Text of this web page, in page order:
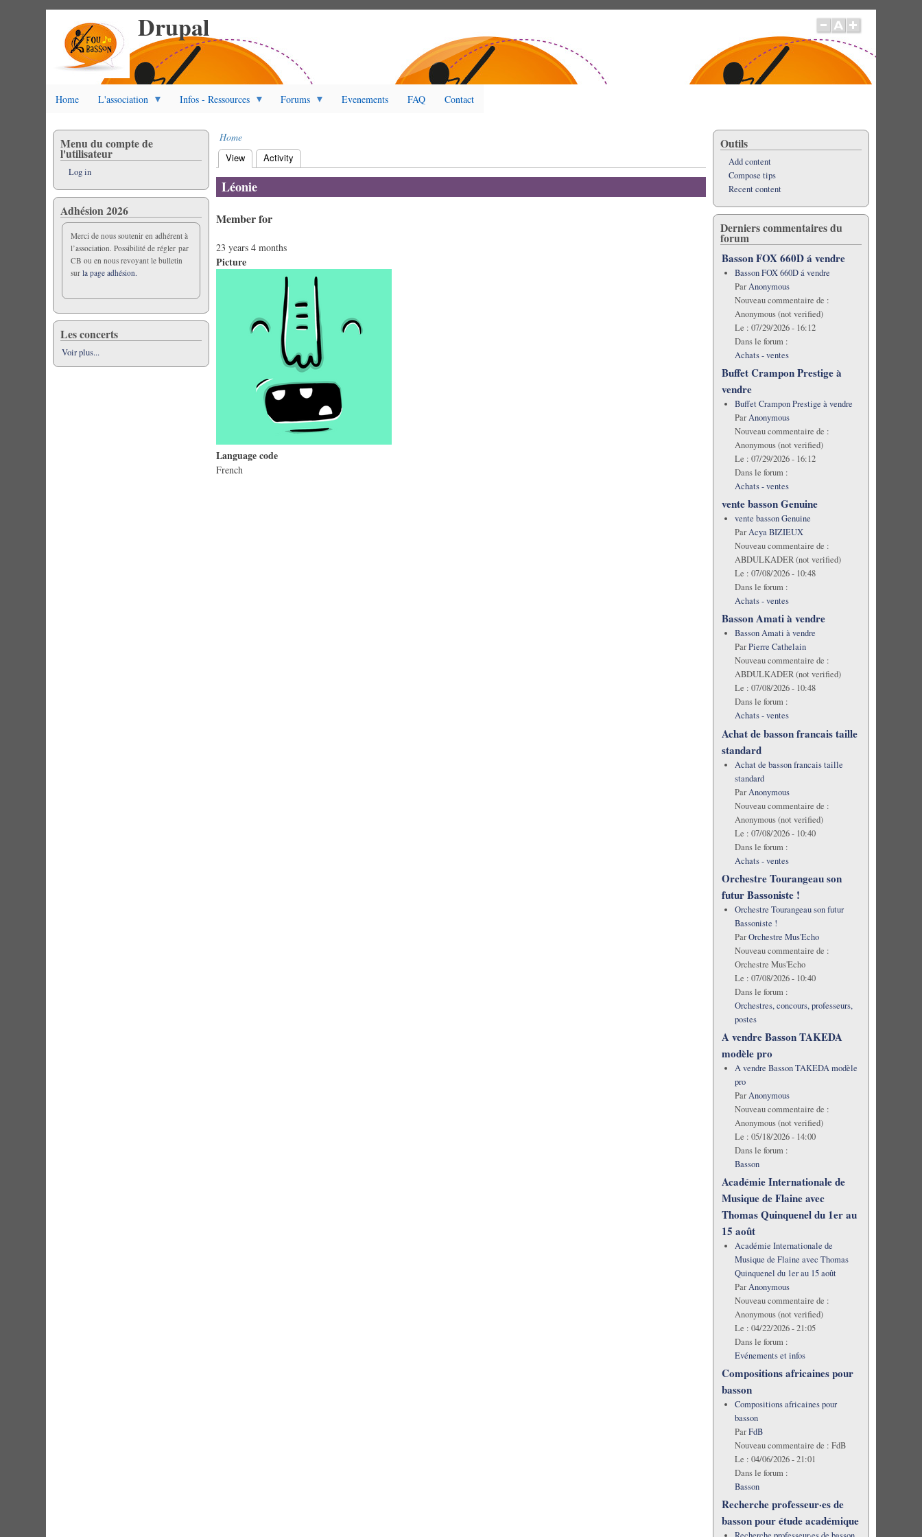
Drupal
Home L'association Infos - Ressources Forums Evenements FAQ Contact
Breadcrumb
Home
Primary
tabs
View (active tab)
Activity
Léonie
Member for
23 years 4 months
Picture
Language code
French
Menu du compte de
l'utilisateur
Log in
Adhésion 2026
Merci de nous soutenir en adhérent à
l’association. Possibilité de régler par
CB ou en nous revoyant le bulletin
surla page adhésion.
Les concerts
Voir plus...
Outils
Add content
Compose tips
Recent content
Derniers commentaires du
forum
Basson FOX 660D á vendre
Basson FOX 660D á vendre
ParAnonymous
Nouveau commentaire de :
Anonymous (not verified)
Le : 07/29/2026 - 16:12
Dans le forum :
Achats - ventes
Buffet Crampon Prestige à
vendre
Buffet Crampon Prestige à vendre
ParAnonymous
Nouveau commentaire de :
Anonymous (not verified)
Le : 07/29/2026 - 16:12
Dans le forum :
Achats - ventes
vente basson Genuine
vente basson Genuine
ParAcya BIZIEUX
Nouveau commentaire de :
ABDULKADER (not verified)
Le : 07/08/2026 - 10:48
Dans le forum :
Achats - ventes
Basson Amati à vendre
Basson Amati à vendre
ParPierre Cathelain
Nouveau commentaire de :
ABDULKADER (not verified)
Le : 07/08/2026 - 10:48
Dans le forum :
Achats - ventes
Achat de basson francais taille
standard
Achat de basson francais taille
standard
ParAnonymous
Nouveau commentaire de :
Anonymous (not verified)
Le : 07/08/2026 - 10:40
Dans le forum :
Achats - ventes
Orchestre Tourangeau son
futur Bassoniste !
Orchestre Tourangeau son futur
Bassoniste !
ParOrchestre Mus'Echo
Nouveau commentaire de :
Orchestre Mus'Echo
Le : 07/08/2026 - 10:40
Dans le forum :
Orchestres, concours, professeurs,
postes
A vendre Basson TAKEDA
modèle pro
A vendre Basson TAKEDA modèle
pro
ParAnonymous
Nouveau commentaire de :
Anonymous (not verified)
Le : 05/18/2026 - 14:00
Dans le forum :
Basson
Académie Internationale de
Musique de Flaine avec
Thomas Quinquenel du 1er au
15 août
Académie Internationale de
Musique de Flaine avec Thomas
Quinquenel du 1er au 15 août
ParAnonymous
Nouveau commentaire de :
Anonymous (not verified)
Le : 04/22/2026 - 21:05
Dans le forum :
Evénements et infos
Compositions africaines pour
basson
Compositions africaines pour
basson
ParFdB
Nouveau commentaire de : FdB
Le : 04/06/2026 - 21:01
Dans le forum :
Basson
Recherche professeur·es de
basson pour étude académique